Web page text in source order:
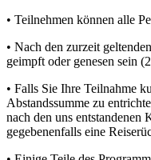
• Teilnehmen können alle
• Nach den zurzeit
geimpft oder genesen sein
• Falls Sie Ihre Teilnahme
Abstandssumme zu
nach den uns entstandenen
gegebenenfalls eine